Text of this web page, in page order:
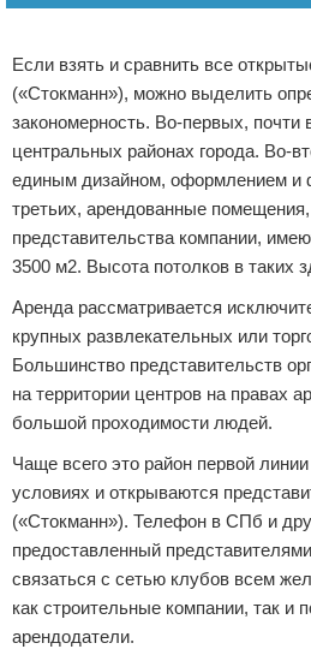
Если взять и сравнить все
(«Стокманн»), можно выделить
закономерность. Во-первых, почти
центральных районах города. Во-
единым дизайном, оформлением
третьих, арендованные
представительства компании,
3500 м2. Высота потолков в таких
Аренда рассматривается
крупных развлекательных или
Большинство представительств
на территории центров на правах
большой проходимости людей.
Чаще всего это район первой
условиях и открываются
(«Стокманн»). Телефон в СПб и
предоставленный
связаться с сетью клубов всем
как строительные компании, так и
арендодатели.